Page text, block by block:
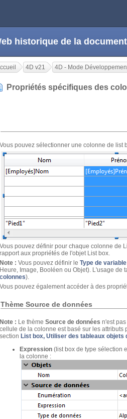
historique de la
4D v21 4D - Mode
Propriétés spécifiques des
Vous pouvez sélectionner une colonne de list
Vous pouvez définir pour chaque colonne de
rapport aux propriétés de l'objet List box.
Note : Vous pouvez définir le Type de variable
Heure, Image, Booléen ou Objet). L'usage
colonnes).
Vous pouvez également accéder à des
Thème Source de données
Note : Le thème Source de données n'est
cellule de la colonne est basé sur les
section List box, Utiliser des tableaux objets
Expression (list box de type sélection
la colonne :